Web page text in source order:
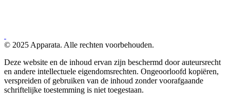
© 2025 Apparata. Alle rechten voorbehouden.
Deze website en de inhoud ervan zijn beschermd door auteursrecht
en andere intellectuele eigendomsrechten. Ongeoorloofd kopiëren,
verspreiden of gebruiken van de inhoud zonder voorafgaande
schriftelijke toestemming is niet toegestaan.